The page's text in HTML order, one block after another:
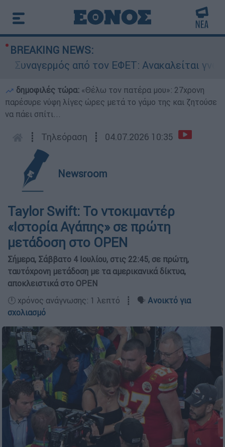
BREAKING NEWS:
από τον ΕΦΕΤ: Ανακαλείται γνωστή
δημοφιλές τώρα: «Θέλω τον πατέρα μου»: 27χρονη
παρέσυρε νύφη λίγες ώρες μετά το γάμο της και ζητούσε
να πάει σπίτι...
┋ Τηλεόραση ┋ 04.07.2026 10:35
Newsroom
Taylor Swift: Το ντοκιμαντέρ
«Ιστορία Αγάπης» σε πρώτη
μετάδοση στο OPEN
Σήμερα, Σάββατο 4 Ιουλίου, στις 22:45, σε πρώτη,
ταυτόχρονη μετάδοση με τα αμερικανικά δίκτυα,
αποκλειστικά στο OPEN
🕛 χρόνος ανάγνωσης: 1 λεπτό ┋ 🗣️ Ανοικτό για
σχολιασμό